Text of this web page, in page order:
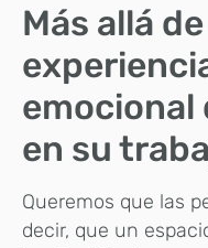
Más allá
emocional
en su
Queremos que las
decir, que un